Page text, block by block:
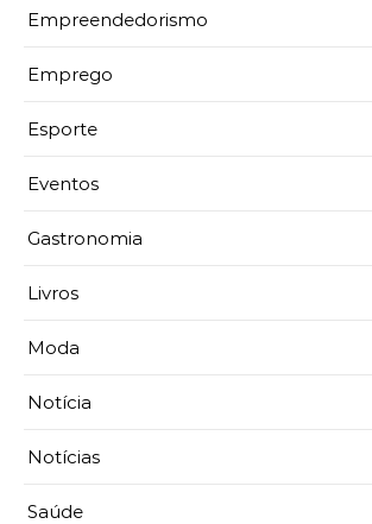
Empreendedorismo
Emprego
Esporte
Eventos
Gastronomia
Livros
Moda
Notícia
Notícias
Saúde